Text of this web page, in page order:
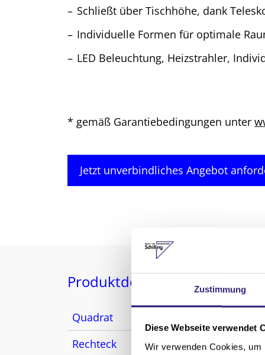
Zustimmung
Diese Webseite verwendet
Wir verwenden Cookies,
Schließt über Tischhöhe, dank
Individuelle Formen für optimale
LED Beleuchtung, Heizstrahler,
* gemäß Garantiebedingungen unter
Jetzt unverbindliches Angebot
Produktdetails
Quadrat
Rechteck